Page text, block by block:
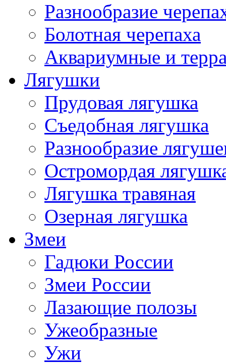
Разнообразие
Болотная черепаха
Аквариумные и
Лягушки
Прудовая лягушка
Съедобная лягушка
Разнообразие
Остромордая
Лягушка травяная
Озерная лягушка
Змеи
Гадюки России
Змеи России
Лазающие полозы
Ужеобразные
Ужи